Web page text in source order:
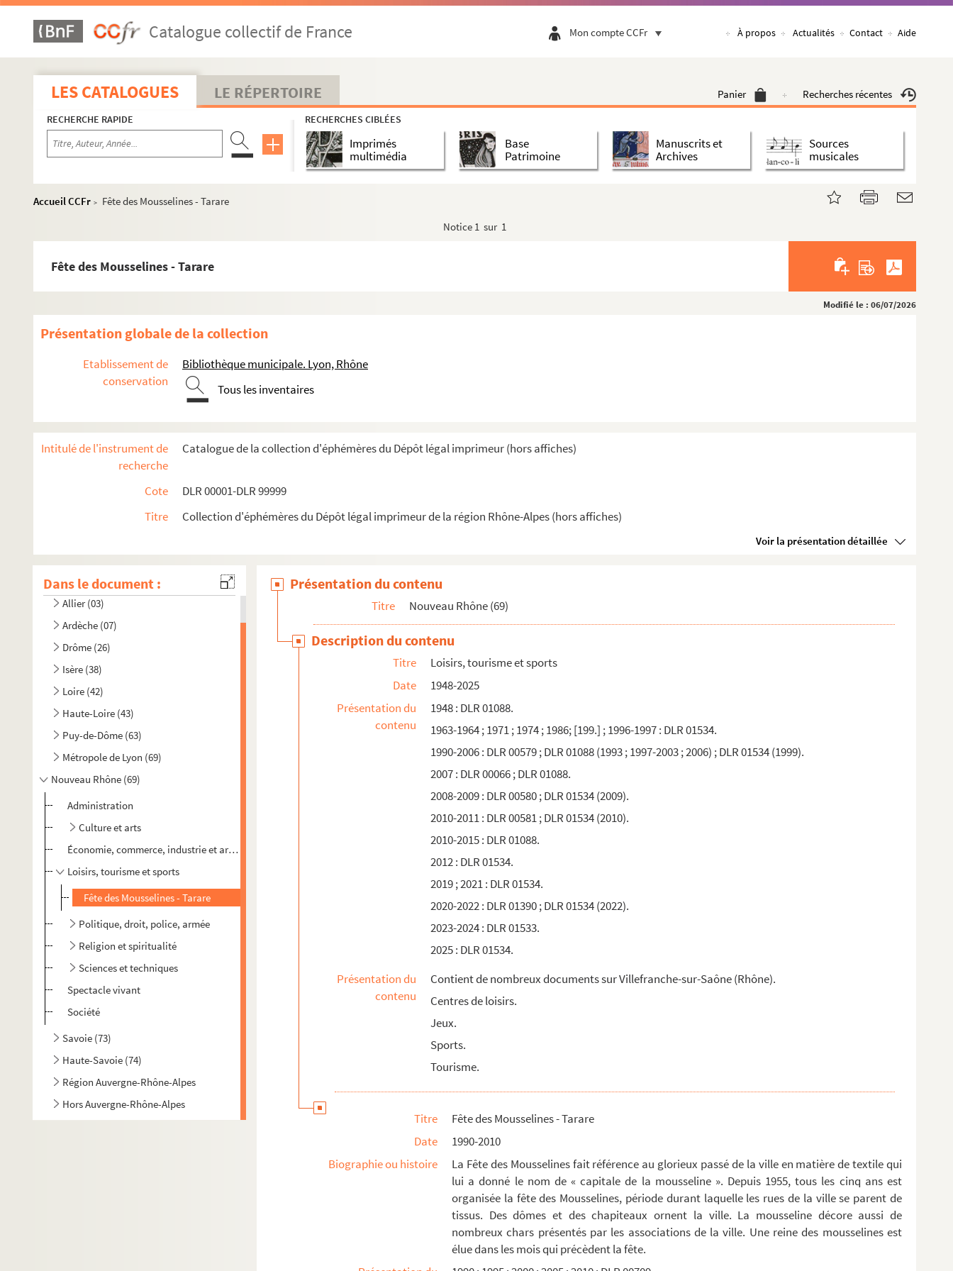
Catalogue collectif de France Mon compte CCFr À propos Actualités Contact Aide
LES CATALOGUES LE RÉPERTOIRE Panier Recherches récentes
RECHERCHE RAPIDE RECHERCHES CIBLÉES
Imprimés
multimédia
Base
Patrimoine
Manuscrits et
Archives
Sources
musicales
Accueil CCFr >
Fête des Mousselines - Tarare
Notice 1 sur 1
Fête des Mousselines - Tarare
Modifié le : 06/07/2026
Présentation globale de la collection
Etablissement de
conservation
Bibliothèque municipale. Lyon, Rhône
Tous les inventaires
Intitulé de l'instrument de
recherche
Catalogue de la collection d'éphémères du Dépôt légal imprimeur (hors affiches)
Cote
DLR 00001-DLR 99999
Titre
Collection d'éphémères du Dépôt légal imprimeur de la région Rhône-Alpes (hors affiches)
Voir la présentation détaillée
Dans le document :
Ain (01)
Allier (03)
Ardèche (07)
Drôme (26)
Isère (38)
Loire (42)
Haute-Loire (43)
Puy-de-Dôme (63)
Métropole de Lyon (69)
Nouveau Rhône (69)
Administration
Culture et arts
Économie, commerce, industrie et artisanat
Loisirs, tourisme et sports
Fête des Mousselines - Tarare
Politique, droit, police, armée
Religion et spiritualité
Sciences et techniques
Spectacle vivant
Société
Savoie (73)
Haute-Savoie (74)
Région Auvergne-Rhône-Alpes
Hors Auvergne-Rhône-Alpes
Présentation du contenu
Titre Nouveau Rhône (69)
Description du contenu
Titre
Loisirs, tourisme et sports
Date
1948-2025
Présentation du
contenu
1948 : DLR 01088.
1963-1964 ; 1971 ; 1974 ; 1986; [199.] ; 1996-1997 : DLR 01534.
1990-2006 : DLR 00579 ; DLR 01088 (1993 ; 1997-2003 ; 2006) ; DLR 01534 (1999).
2007 : DLR 00066 ; DLR 01088.
2008-2009 : DLR 00580 ; DLR 01534 (2009).
2010-2011 : DLR 00581 ; DLR 01534 (2010).
2010-2015 : DLR 01088.
2012 : DLR 01534.
2019 ; 2021 : DLR 01534.
2020-2022 : DLR 01390 ; DLR 01534 (2022).
2023-2024 : DLR 01533.
2025 : DLR 01534.
Présentation du
contenu
Contient de nombreux documents sur Villefranche-sur-Saône (Rhône).
Centres de loisirs.
Jeux.
Sports.
Tourisme.
Titre
Fête des Mousselines - Tarare
Date
1990-2010
Biographie ou histoire
La Fête des Mousselines fait référence au glorieux passé de la ville en matière de textile qui
lui a donné le nom de « capitale de la mousseline ». Depuis 1955, tous les cinq ans est
organisée la fête des Mousselines, période durant laquelle les rues de la ville se parent de
tissus. Des dômes et des chapiteaux ornent la ville. La mousseline décore aussi de
nombreux chars présentés par les associations de la ville. Une reine des mousselines est
élue dans les mois qui précèdent la fête.